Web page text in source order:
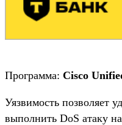
Программа: Cisco
Уязвимость позволяет
выполнить DoS атаку